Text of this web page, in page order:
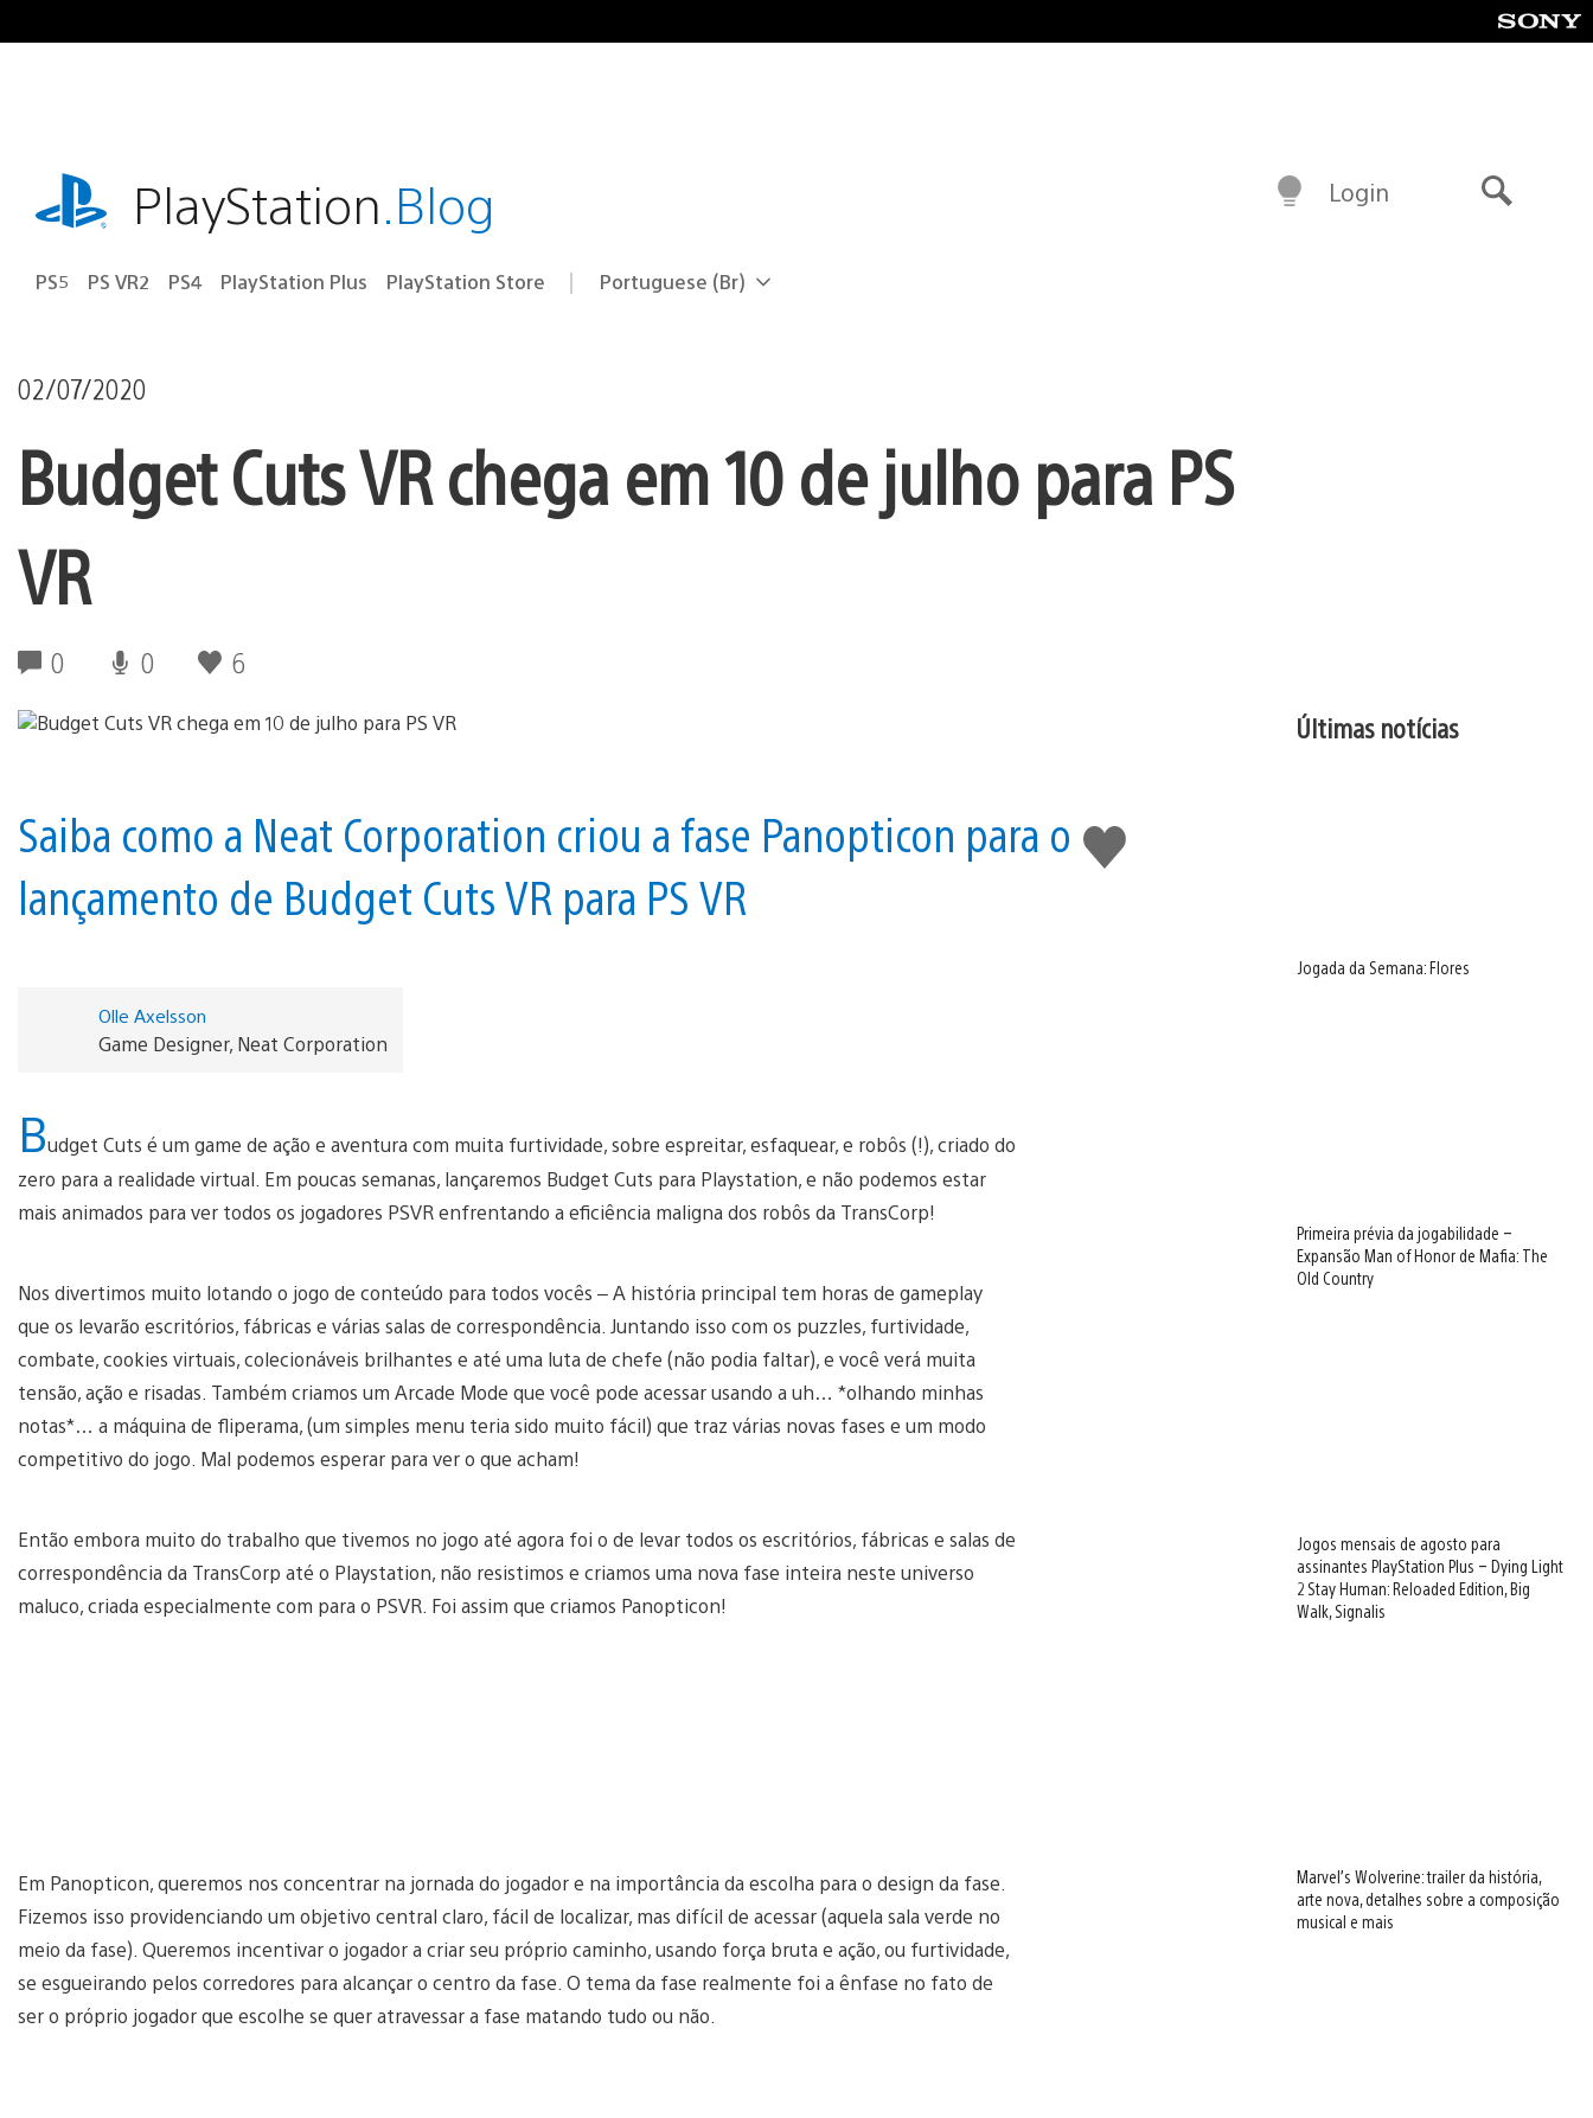
para
playstation.comPlayStation.Blog
PS5 PS VR2 PS4 PlayStation Plus PlayStation Store Selecione
Região
Portuguese (Br)
Login
02/07/2020
Budget Cuts VR chega em 10 de julho para PS
VR
0 0 6
Curtir
Saiba como a Neat Corporation criou a fase Panopticon para o
lançamento de Budget Cuts VR para PS VR
Olle Axelsson
Game Designer, Neat Corporation
Budget Cuts é um game de ação e aventura com muita furtividade, sobre espreitar, esfaquear, e robôs (!), criado do
zero para a realidade virtual. Em poucas semanas, lançaremos Budget Cuts para Playstation, e não podemos estar
mais animados para ver todos os jogadores PSVR enfrentando a eficiência maligna dos robôs da TransCorp!
Nos divertimos muito lotando o jogo de conteúdo para todos vocês – A história principal tem horas de gameplay
que os levarão escritórios, fábricas e várias salas de correspondência. Juntando isso com os puzzles, furtividade,
combate, cookies virtuais, colecionáveis brilhantes e até uma luta de chefe (não podia faltar), e você verá muita
tensão, ação e risadas. Também criamos um Arcade Mode que você pode acessar usando a uh… *olhando minhas
notas*… a máquina de fliperama, (um simples menu teria sido muito fácil) que traz várias novas fases e um modo
competitivo do jogo. Mal podemos esperar para ver o que acham!
Então embora muito do trabalho que tivemos no jogo até agora foi o de levar todos os escritórios, fábricas e salas de
correspondência da TransCorp até o Playstation, não resistimos e criamos uma nova fase inteira neste universo
maluco, criada especialmente com para o PSVR. Foi assim que criamos Panopticon!
Em Panopticon, queremos nos concentrar na jornada do jogador e na importância da escolha para o design da fase.
Fizemos isso providenciando um objetivo central claro, fácil de localizar, mas difícil de acessar (aquela sala verde no
meio da fase). Queremos incentivar o jogador a criar seu próprio caminho, usando força bruta e ação, ou furtividade,
se esgueirando pelos corredores para alcançar o centro da fase. O tema da fase realmente foi a ênfase no fato de
ser o próprio jogador que escolhe se quer atravessar a fase matando tudo ou não.
Últimas notícias
Jogada da Semana: Flores
Primeira prévia da jogabilidade –
Expansão Man of Honor de Mafia: The
Old Country
Jogos mensais de agosto para
assinantes PlayStation Plus – Dying Light
2 Stay Human: Reloaded Edition, Big
Walk, Signalis
Marvel’s Wolverine: trailer da história,
arte nova, detalhes sobre a composição
musical e mais